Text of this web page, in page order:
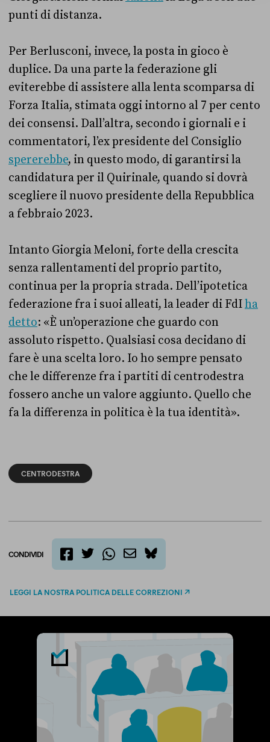
punti di distanza.
Per Berlusconi, invece, la posta in gioco è
duplice. Da una parte la federazione gli
eviterebbe di assistere alla lenta scomparsa di
Forza Italia, stimata oggi intorno al 7 per cento
dei consensi. Dall’altra, secondo i giornali e i
commentatori, l’ex presidente del Consiglio
spererebbe, in questo modo, di garantirsi la
candidatura per il Quirinale, quando si dovrà
scegliere il nuovo presidente della Repubblica
a febbraio 2023.
Intanto Giorgia Meloni, forte della crescita
senza rallentamenti del proprio partito,
continua per la propria strada. Dell’ipotetica
federazione fra i suoi alleati, la leader di FdIha
detto: «È un’operazione che guardo con
assoluto rispetto. Qualsiasi cosa decidano di
fare è una scelta loro. Io ho sempre pensato
che le differenze fra i partiti di centrodestra
fossero anche un valore aggiunto. Quello che
fa la differenza in politica è la tua identità».
CENTRODESTRA
CONDIVIDI
bluesky
LEGGI LA NOSTRA POLITICA DELLE CORREZIONI